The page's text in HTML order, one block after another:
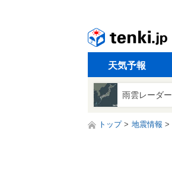
天気予報
雨雲レーダー
トップ 地震情報